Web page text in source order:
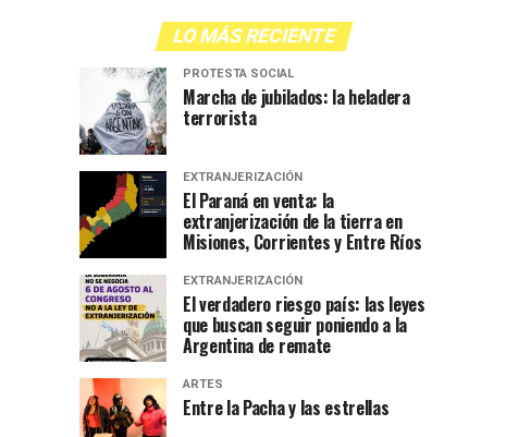
LO MÁS RECIENTE
PROTESTA SOCIAL
Marcha de jubilados: la heladera
terrorista
EXTRANJERIZACIÓN
El Paraná en venta: la
extranjerización de la tierra en
Misiones, Corrientes y Entre Ríos
EXTRANJERIZACIÓN
El verdadero riesgo país: las leyes
que buscan seguir poniendo a la
Argentina de remate
ARTES
Entre la Pacha y las estrellas